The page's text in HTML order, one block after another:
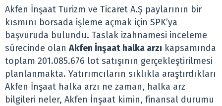
Akfen İnşaat Turizm ve Ticaret A.Ş paylarının bir
kısmını borsada işleme açmak için SPK’ya
başvuruda bulundu. Taslak izahnamesi inceleme
sürecinde olan Akfen İnşaat halka arzı kapsamında
toplam 201.085.676 lot satışının gerçekleştirilmesi
planlanmakta. Yatırımcıların sıklıkla araştırdıkları
Akfen İnşaat halka arzı ne zaman, halka arz
bilgileri neler, Akfen İnşaat kimin, finansal durumu